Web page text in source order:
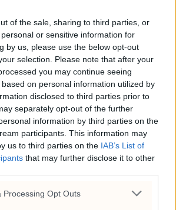
of the sale, sharing to third parties, or
or sensitive information for
by us, please use the below opt-out
selection. Please note that after your
you may continue seeing
on personal information utilized by
disclosed to third parties prior to
separately opt-out of the further
information by third parties on the
participants. This information may
us to third parties on the IAB’s List of
that may further disclose it to other
Processing Opt Outs
topp fikk kvart million
House for
VM»-podkast –
Mímir Kristjánsson